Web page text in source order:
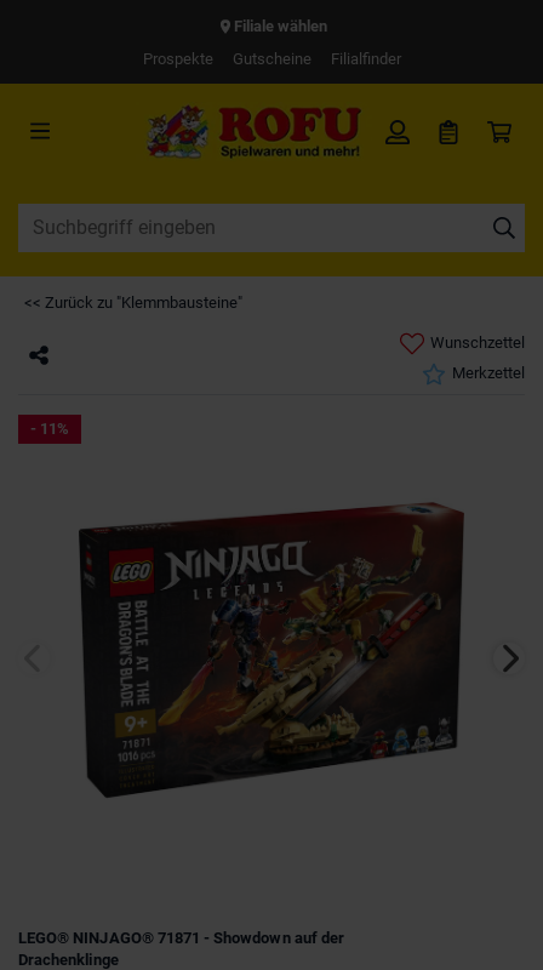
Filiale wählen
Prospekte
Gutscheine Filialfinder
<< Zurück zu "Klemmbausteine"
Wunschzettel
Merkzettel
- 11%
LEGO® NINJAGO® 71871 - Showdown auf der
Drachenklinge